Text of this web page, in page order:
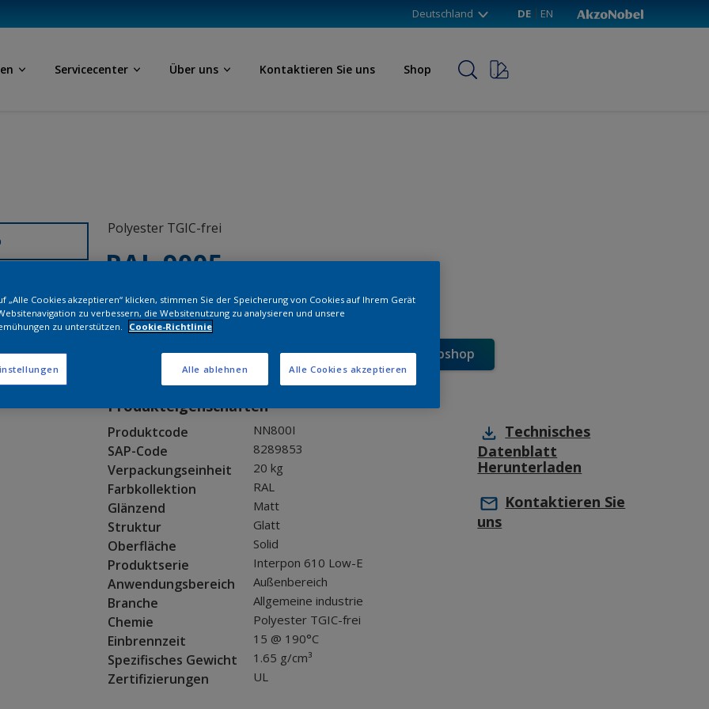
Deutschland DE EN
Servicecenter Über uns Kontaktieren Sie uns Shop
Polyester TGIC-frei
RAL 9005
NN800I
Muster bestellen Bestellen Sie direkt im Webshop
Produkteigenschaften
Produktcode NN800I
SAP-Code 8289853
Verpackungseinheit 20 kg
Farbkollektion RAL
Glänzend Matt
Struktur Glatt
Oberfläche Solid
Produktserie Interpon 610 Low-E
Anwendungsbereich Außenbereich
Branche Allgemeine industrie
Chemie Polyester TGIC-frei
Einbrennzeit 15 @ 190°C
Spezifisches Gewicht 1.65 g/cm³
Zertifizierungen UL
Technisches
Datenblatt
Herunterladen
Kontaktieren Sie
uns
„Alle Cookies akzeptieren“ klicken, stimmen Sie der Speicherung von Cookies auf Ihrem Gerät
zu verbessern, die Websitenutzung zu analysieren und unsere
zu unterstützen.
Cookie-Richtlinie
Alle ablehnen Alle Cookies akzeptieren